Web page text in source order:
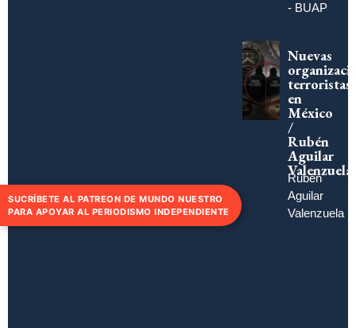
- BUAP
Nuevas
terroristas
en
México
/
Rubén
Aguilar
Valenzuela
Rubén
Aguilar
Valenzuela
SUCRÍBETE AL PATREON DE MUNDO NUESTRO
PARA APOYAR AL PERIODISMO INDEPENDIENTE